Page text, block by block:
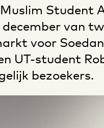
Muslim Student
december van
voor
UT-student
bezoekers.